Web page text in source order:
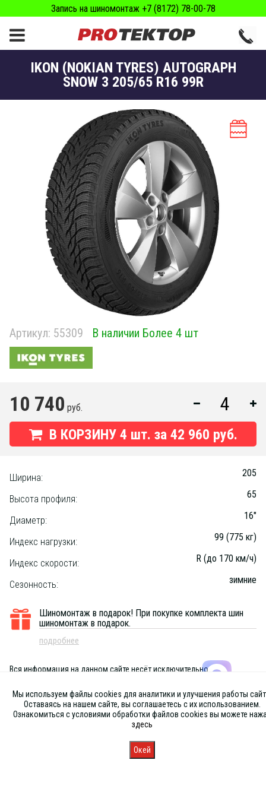
Запись на шиномонтаж +7 (8172) 78-00-78
IKON (NOKIAN TYRES) AUTOGRAPH
SNOW 3 205/65 R16 99R
Артикул: 55309 В наличии Более 4 шт
10 740 руб.
В КОРЗИНУ 4 шт. за 42 960 руб.
Ширина: 205
Высота профиля: 65
Диаметр: 16"
Индекс нагрузки: 99 (775 кг)
Индекс скорости: R (до 170 км/ч)
Сезонность: зимние
Шиномонтаж в подарок! При покупке комплекта шин
шиномонтаж в подарок.
подробнее
Вся информация на данном сайте несёт исключительно
публичной офертой, определяемой положениями Статьи 437 (2) ГК
РФ
Запись
Мы используем файлы cookies для аналитики и улучшения работы
Оставаясь на нашем сайте, вы соглашаетесь с их использованием.
Ознакомиться с условиями обработки файлов cookies вы можете
здесь
Окей